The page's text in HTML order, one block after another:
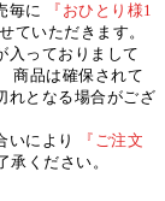
毎に 『おひとり様1
ていただきます。
入っておりまして
商品は確保されて
れとなる場合がござ
いにより
『ご注文
承ください。